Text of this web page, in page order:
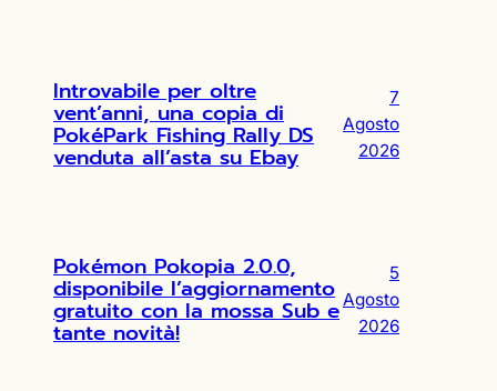
Introvabile per oltre
vent’anni, una copia di
PokéPark Fishing Rally DS
venduta all’asta su Ebay
7
Agosto
2026
Pokémon Pokopia 2.0.0,
disponibile l’aggiornamento
gratuito con la mossa Sub e
tante novità!
5
Agosto
2026